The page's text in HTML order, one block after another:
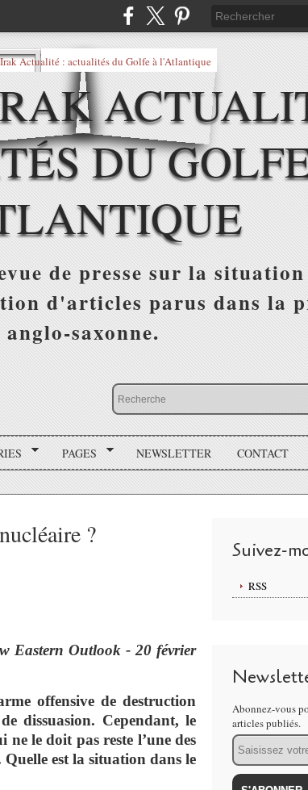
DU
de presse sur la
d'articles parus dans la
anglo-saxonne.
PAGES NEWSLETTER CONTACT
?
Eastern Outlook - 20 février
offensive de destruction
dissuasion. Cependant, le
le doit pas reste l’une des
est la situation dans le
Suivez-
RSS
Abonnez-vous
articles publiés.
Email